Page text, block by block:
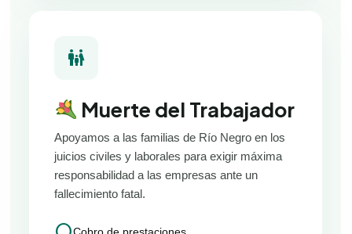
family_restroom
Muerte del Trabajador
Apoyamos a las familias de Río Negro en los
juicios civiles y laborales para exigir máxima
responsabilidad a las empresas ante un
fallecimiento fatal.
Cobro de prestaciones